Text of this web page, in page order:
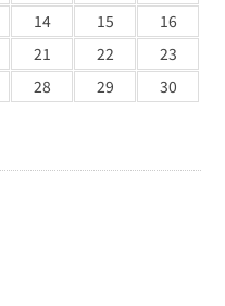
14 15
16
21 22
23
28 29
30